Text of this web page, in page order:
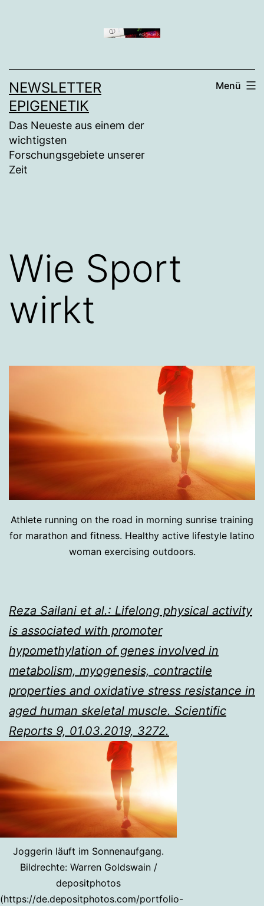
NEWSLETTER
EPIGENETIK
Das Neueste aus einem der
wichtigsten
Forschungsgebiete unserer
Zeit
Menü
Wie Sport
wirkt
Athlete running on the road in morning sunrise training
for marathon and fitness. Healthy active lifestyle latino
woman exercising outdoors.
Reza Sailani et al.: Lifelong physical activity
is associated with promoter
hypomethylation of genes involved in
metabolism, myogenesis, contractile
properties and oxidative stress resistance in
aged human skeletal muscle. Scientific
Reports 9, 01.03.2019, 3272.
Joggerin läuft im Sonnenaufgang.
Bildrechte: Warren Goldswain /
depositphotos
(https://de.depositphotos.com/portfolio-